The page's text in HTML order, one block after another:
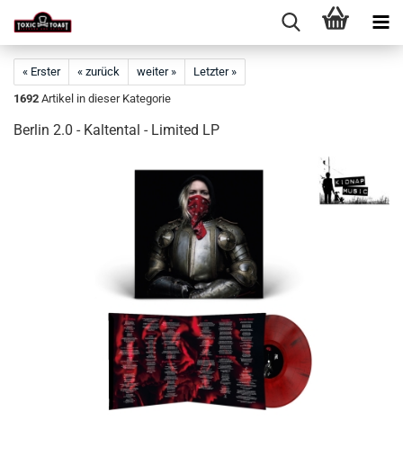
« Erster « zurück weiter »
Letzter »
1692 Artikel in dieser Kategorie
Berlin 2.0 - Kaltental - Limited LP